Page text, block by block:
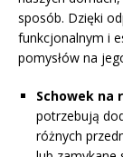
sposób. Dzięki
funkcjonalnym i
pomysłów na
Schowek na
potrzebują
różnych